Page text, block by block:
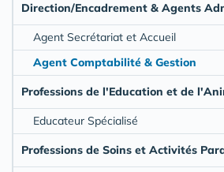
Direction/Encadrement & Agents
Agent Secrétariat et Accueil
Agent Comptabilité & Gestion
Professions de l'Education et de
Educateur Spécialisé
Professions de Soins et Activités